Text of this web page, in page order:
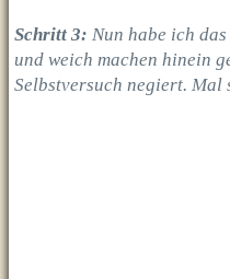
Schritt 3: Nun habe ich
und weich machen hinein
Selbstversuch negiert.